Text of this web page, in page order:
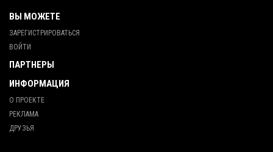
ВЫ МОЖЕТЕ
ЗАРЕГИСТРИРОВАТЬСЯ
ВОЙТИ
ПАРТНЕРЫ
ИНФОРМАЦИЯ
О ПРОЕКТЕ
РЕКЛАМА
ДРУЗЬЯ